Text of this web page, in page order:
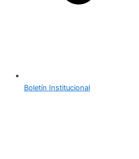
Boletín Institucional